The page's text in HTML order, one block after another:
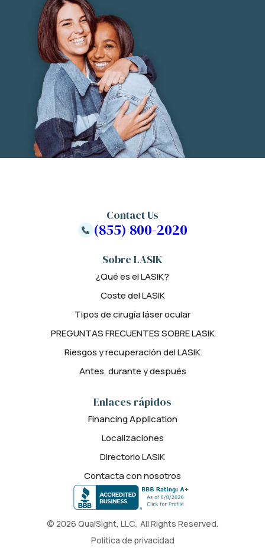
© 2026 QualSight, LLC., All Rights Reserved.
Política de privacidad
Sobre LASIK
¿Qué es el LASIK?
Coste del LASIK
Tipos de cirugía láser ocular
PREGUNTAS FRECUENTES SOBRE LASIK
Riesgos y recuperación del LASIK
Antes, durante y después
Enlaces rápidos
Financing Application
Localizaciones
Directorio LASIK
Contacta con nosotros
Contact Us
(855) 800-2020